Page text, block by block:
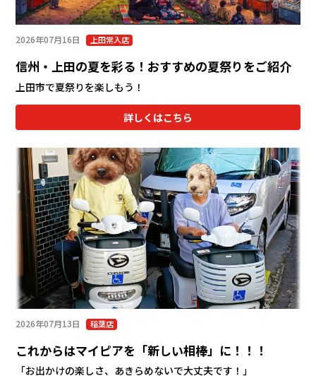
2026年07月16日 上田常入店
信州・上田の夏を彩る！おすすめの夏祭りをご紹介
上田市で夏祭りを楽しもう！
詳しくはこちら
2026年07月13日 稲葉店
これからはマイピアを「新しい相棒」に！！！
「お出かけの楽しさ、あきらめないで大丈夫です！」